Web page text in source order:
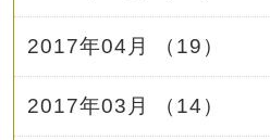
2017年04月 （19）
2017年03月 （14）